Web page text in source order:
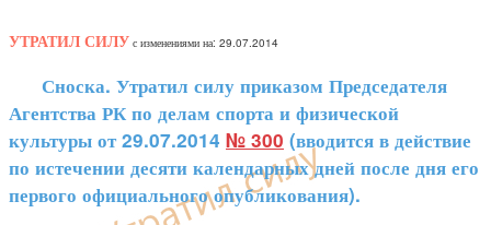
УТРАТИЛ СИЛУ с изменениями на: 29.07.2014
Сноска. Утратил силу приказом Председателя
Агентства РК по делам спорта и физической
культуры от 29.07.2014 № 300 (вводится в действие
по истечении десяти календарных дней после дня его
первого официального опубликования).